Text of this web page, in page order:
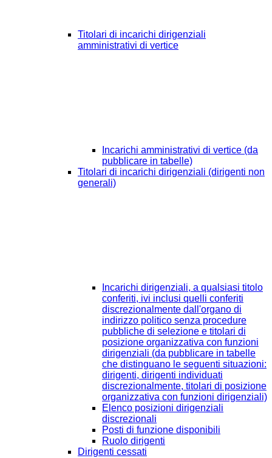
Titolari di incarichi dirigenziali
amministrativi di vertice
Incarichi amministrativi di vertice (da
pubblicare in tabelle)
Titolari di incarichi dirigenziali (dirigenti non
generali)
Incarichi dirigenziali, a qualsiasi titolo
conferiti, ivi inclusi quelli conferiti
discrezionalmente dall'organo di
indirizzo politico senza procedure
pubbliche di selezione e titolari di
posizione organizzativa con funzioni
dirigenziali (da pubblicare in tabelle
che distinguano le seguenti situazioni:
dirigenti, dirigenti individuati
discrezionalmente, titolari di posizione
organizzativa con funzioni dirigenziali)
Elenco posizioni dirigenziali
discrezionali
Posti di funzione disponibili
Ruolo dirigenti
Dirigenti cessati